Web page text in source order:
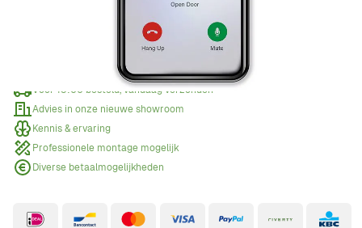
Offerte aanvragen
Wanneer een offerte aanvragen?
Voor 15:00 besteld, vandaag verzonden
Advies in onze nieuwe showroom
Kennis & ervaring
Professionele montage mogelijk
Diverse betaalmogelijkheden